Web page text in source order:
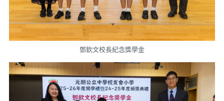
鄧欽文校長紀念獎學金